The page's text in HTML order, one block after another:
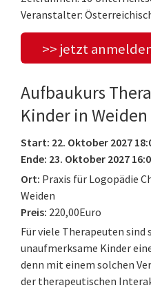
Veranstalter:
>> jetzt
Aufbaukurs
Kinder in
Start: 22. Oktober 2027
Ende: 23. Oktober 2027
Ort: Praxis für Logopädie
Weiden
Preis: 220,00Euro
Für viele Therapeuten sind
unaufmerksame Kinder
denn mit einem solchen
der therapeutischen